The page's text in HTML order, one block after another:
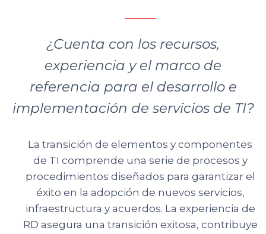
¿Cuenta con los recursos,
experiencia y el marco de
referencia para el desarrollo e
implementación de servicios de TI?
La transición de elementos y componentes
de TI comprende una serie de procesos y
procedimientos diseñados para garantizar el
éxito en la adopción de nuevos servicios,
infraestructura y acuerdos. La experiencia de
RD asegura una transición exitosa, contribuye